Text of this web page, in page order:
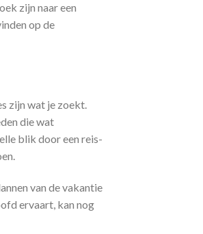
zijn naar een
op de
zijn wat je zoekt.
die wat
blik door een reis-
van de vakantie
ervaart, kan nog